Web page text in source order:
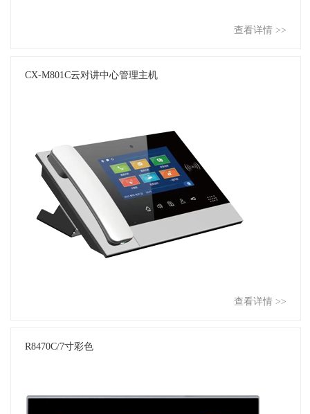
查看详情 >>
CX-M801C云对讲中心管理主机
查看详情 >>
R8470C/7寸彩色